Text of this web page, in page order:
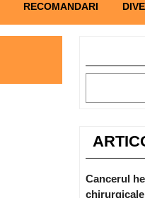
RECOMANDARI
Cancerul